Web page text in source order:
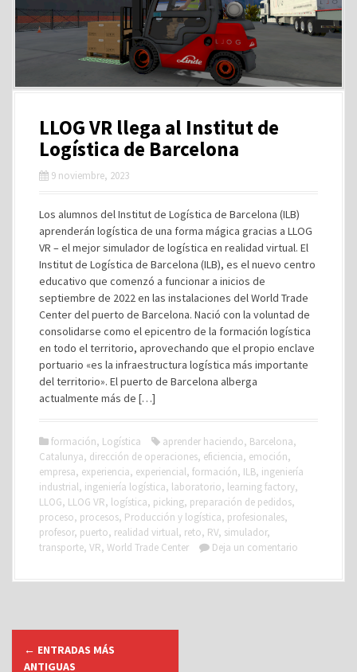
LLOG VR llega al Institut de
Logística de Barcelona
9 noviembre, 2023
Los alumnos del Institut de Logística de Barcelona (ILB)
aprenderán logística de una forma mágica gracias a LLOG
VR – el mejor simulador de logística en realidad virtual. El
Institut de Logística de Barcelona (ILB), es el nuevo centro
educativo que comenzó a funcionar a inicios de
septiembre de 2022 en las instalaciones del World Trade
Center del puerto de Barcelona. Nació con la voluntad de
consolidarse como el epicentro de la formación logística
en todo el territorio, aprovechando que el propio enclave
portuario «es la infraestructura logística más importante
del territorio». El puerto de Barcelona alberga
actualmente más de […]
formación, Logística aprender haciendo, Barcelona,
Catalunya, dirección de operaciones, eficiencia, emoción,
empresa, experiencia, experiencial, formación, ILB, ingeniería
industrial, ingeniería logística, laboratorio, learning factory,
LLOG, LLOG VR, logística, picking, preparación de pedidos,
proceso, procesos, Producción y logística, profesionales,
profesor, puerto, realidad virtual, reto, RV, simulador,
transporte, VR, World Trade Center Deja un comentario
← ENTRADAS MÁS
ANTIGUAS